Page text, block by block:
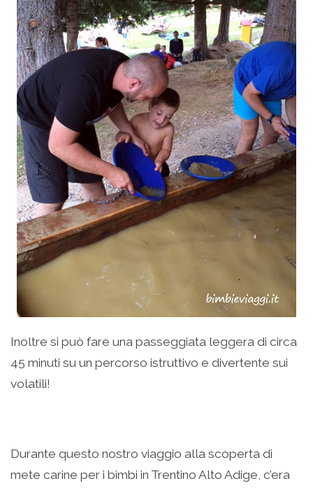
Inoltre si può fare una passeggiata leggera di circa
45 minuti su un percorso istruttivo e divertente sui
volatili!
Durante questo nostro viaggio alla scoperta di
mete carine per i bimbi in Trentino Alto Adige, c’era